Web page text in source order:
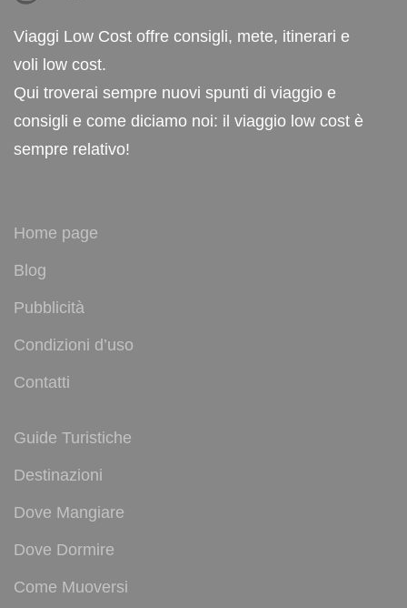
Viaggi Low Cost offre consigli, mete, itinerari e
voli low cost.
Qui troverai sempre nuovi spunti di viaggio e
consigli e come diciamo noi: il viaggio low cost è
sempre relativo!
Home page
Blog
Pubblicità
Condizioni d’uso
Contatti
Guide Turistiche
Destinazioni
Dove Mangiare
Dove Dormire
Come Muoversi